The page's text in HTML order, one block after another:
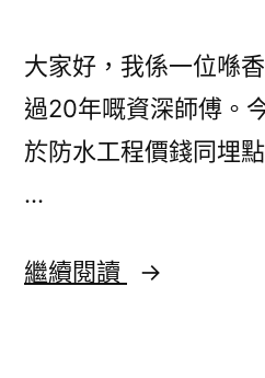
即
刻
幫
漏
大家好，我係一位喺
過20年嘅資深師傅。
於防水工程價錢同埋
…
繼續閱讀
防